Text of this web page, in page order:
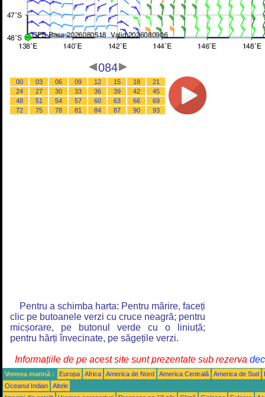
084
00 03 06 09 12 15 18
21
24
27 30 33 36 39 42
45
48
51 54 57 60 63 66
69
72
75 78 81 84 87 90 93
Pentru a schimba harta: Pentru mărire, faceți
clic pe butoanele verzi cu cruce neagră; pentru
micșorare, pe butonul verde cu o liniuță;
pentru hărți învecinate, pe săgețile verzi.
Informațiile de pe acest site sunt prezentate sub rezerva
Vremea marină : Europa Africa America de Nord America Centrală America de Sud
Oceanul Indian
Altele